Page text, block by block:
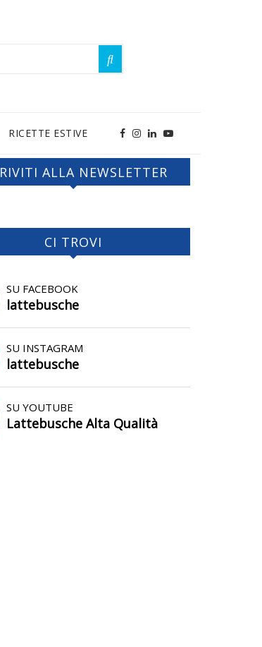
RICETTE ESTIVE
ALLA NEWSLETTER
CI TROVI
SU FACEBOOK
lattebusche
SU INSTAGRAM
lattebusche
SU YOUTUBE
Lattebusche Alta Qualità